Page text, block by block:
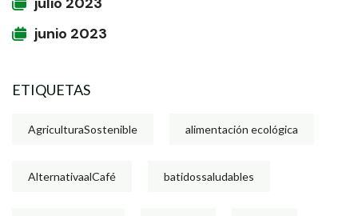
junio 2023
ETIQUETAS
AgriculturaSostenible alimentación ecológica
AlternativaalCafé batidossaludables